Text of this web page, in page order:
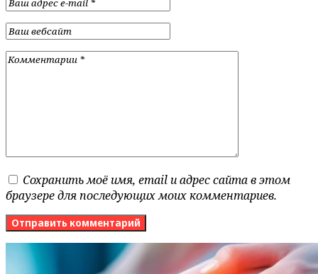
Сохранить моё имя, email и адрес сайта в этом
браузере для последующих моих комментариев.